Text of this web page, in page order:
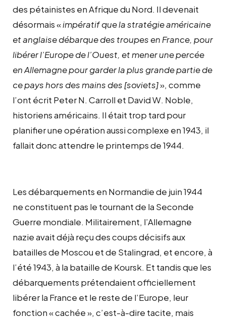
des pétainistes en Afrique du Nord. Il devenait
désormais «impératif que la stratégie américaine
et anglaise débarque des troupes en France, pour
libérer l’Europe de l’Ouest, et mener une percée
en Allemagne pour garder la plus grande partie de
ce pays hors des mains des [soviets]», comme
l’ont écrit Peter N. Carroll et David W. Noble,
historiens américains. Il était trop tard pour
planifier une opération aussi complexe en 1943, il
fallait donc attendre le printemps de 1944.
Les débarquements en Normandie de juin 1944
ne constituent pas le tournant de la Seconde
Guerre mondiale. Militairement, l’Allemagne
nazie avait déjà reçu des coups décisifs aux
batailles de Moscou et de Stalingrad, et encore, à
l’été 1943, à la bataille de Koursk. Et tandis que les
débarquements prétendaient officiellement
libérer la France et le reste de l’Europe, leur
fonction « cachée », c’est-à-dire tacite, mais